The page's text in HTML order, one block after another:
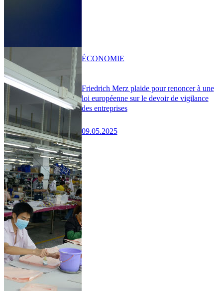
Friedrich Merz plaide pour renoncer à une
loi européenne sur le devoir de vigilance
des entreprises
09.05.2025
ÉCONOMIE